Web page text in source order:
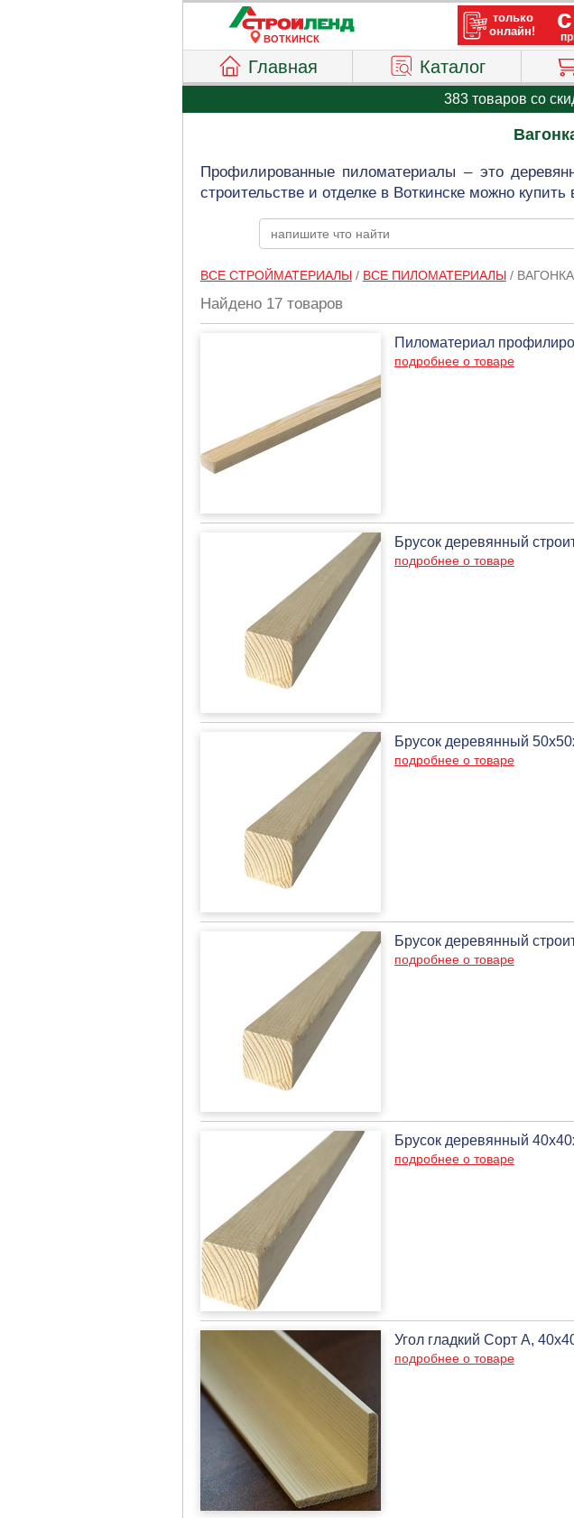
ВОТКИНСК
Главная Каталог
383 товаров со
Профилированные пиломатериалы – это
строительстве и отделке в Воткинске можно
ВСЕ СТРОЙМАТЕРИАЛЫ/ ВСЕ ПИЛОМАТЕРИАЛЫ/
Найдено 17 товаров
Пиломатериал
подробнее о товаре
Брусок деревянный
подробнее о товаре
Брусок деревянный
подробнее о товаре
Брусок деревянный
подробнее о товаре
Брусок деревянный
подробнее о товаре
Угол гладкий Сорт А,
подробнее о товаре